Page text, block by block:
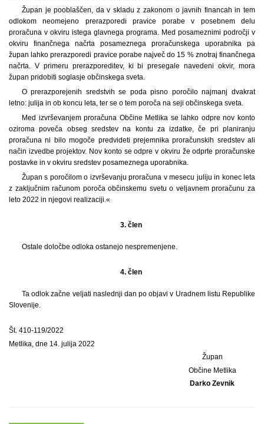
Župan je pooblaščen, da v skladu z zakonom o javnih financah in tem
odlokom neomejeno prerazporedi pravice porabe v posebnem delu
proračuna v okviru istega glavnega programa. Med posameznimi področji v
okviru finančnega načrta posameznega proračunskega uporabnika pa
župan lahko prerazporedi pravice porabe največ do 15 % znotraj finančnega
načrta. V primeru prerazporeditev, ki bi presegale navedeni okvir, mora
župan pridobiti soglasje občinskega sveta.
O prerazporejenih sredstvih se poda pisno poročilo najmanj dvakrat
letno: julija in ob koncu leta, ter se o tem poroča na seji občinskega sveta.
Med izvrševanjem proračuna Občine Metlika se lahko odpre nov konto
oziroma poveča obseg sredstev na kontu za izdatke, če pri planiranju
proračuna ni bilo mogoče predvideti prejemnika proračunskih sredstev ali
način izvedbe projektov. Nov konto se odpre v okviru že odprte proračunske
postavke in v okviru sredstev posameznega uporabnika.
Župan s poročilom o izvrševanju proračuna v mesecu juliju in konec leta
z zaključnim računom poroča občinskemu svetu o veljavnem proračunu za
leto 2022 in njegovi realizaciji.«
3. člen
Ostale določbe odloka ostanejo nespremenjene.
4. člen
Ta odlok začne veljati naslednji dan po objavi v Uradnem listu Republike
Slovenije.
Št. 410-119/2022
Metlika, dne 14. julija 2022
Župan
Občine Metlika
Darko Zevnik